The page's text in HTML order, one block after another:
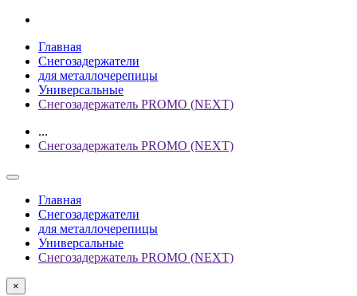
Главная
Снегозадержатели
для металлочерепицы
Универсальные
Снегозадержатель PROMO (NEXT)
...
Снегозадержатель PROMO (NEXT)
Главная
Снегозадержатели
для металлочерепицы
Универсальные
Снегозадержатель PROMO (NEXT)
×